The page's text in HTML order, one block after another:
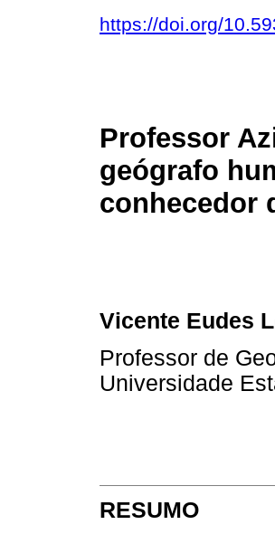
https://doi.org/
Professor
geógrafo
conhecedor
Vicente Eudes
Professor de
Universidade
RESUMO